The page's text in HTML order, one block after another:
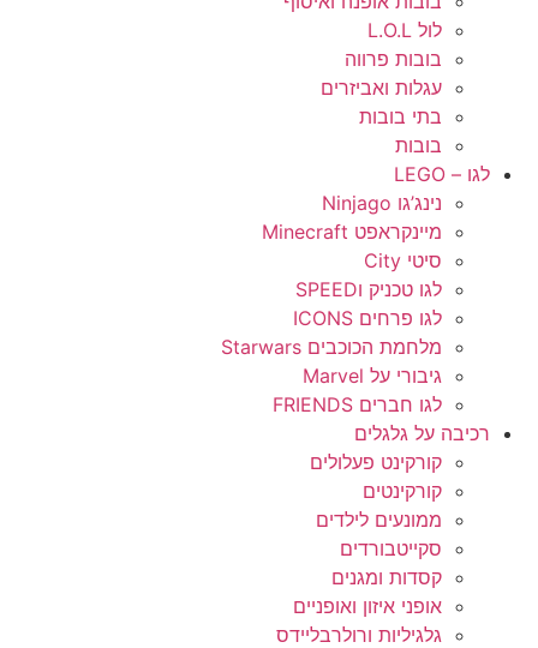
לול L.O.L
בובות פרווה
עגלות ואביזרים
בתי בובות
בובות
לגו – LEGO
נינג’גו Ninjago
מיינקראפט Minecraft
סיטי City
לגו טכניק וSPEED
לגו פרחים ICONS
מלחמת הכוכבים Starwars
גיבורי על Marvel
לגו חברים FRIENDS
רכיבה על גלגלים
קורקינט פעלולים
קורקינטים
ממונעים לילדים
סקייטבורדים
קסדות ומגנים
אופני איזון ואופניים
גלגיליות ורולרבליידס